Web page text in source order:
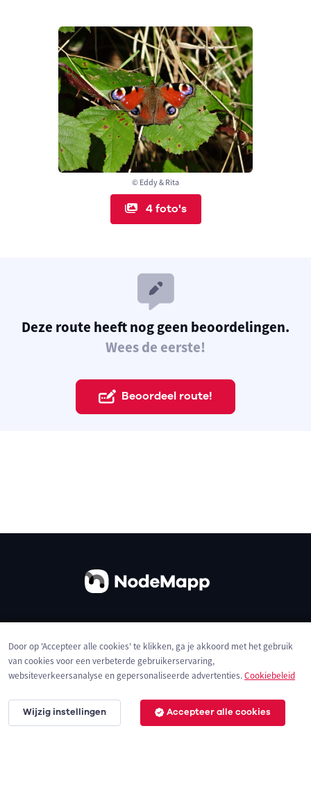
© Eddy & Rita
4 foto's
Deze route heeft nog geen beoordelingen.
Wees de eerste!
Beoordeel route!
Privacybeleid Cookies
Door op 'Accepteer alle cookies' te klikken, ga je akkoord met het gebruik
van cookies voor een verbeterde gebruikerservaring,
websiteverkeersanalyse en gepersonaliseerde advertenties.Cookiebeleid
Wijzig instellingen Accepteer alle cookies